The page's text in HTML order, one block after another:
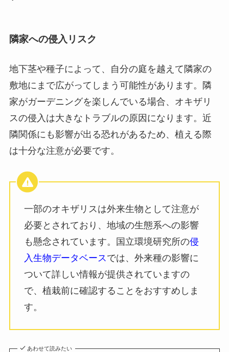
隣家への侵入リスク
地下茎や種子によって、自分の庭を越えて隣家の
敷地にまで広がってしまう可能性があります。隣
家がガーデニングを楽しんでいる場合、オキザリ
スの侵入は大きなトラブルの原因になります。近
隣関係にも影響が出る恐れがあるため、植える際
は十分な注意が必要です。
一部のオキザリスは外来生物として注意が
必要とされており、地域の生態系への影響
も懸念されています。国立環境研究所の侵
入生物データベースでは、外来種の影響に
ついて詳しい情報が提供されていますの
で、植栽前に確認することをおすすめしま
す。
あわせて読みたい